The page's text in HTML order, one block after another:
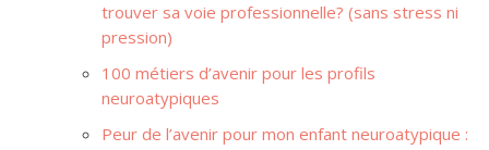
trouver sa voie professionnelle? (sans stress ni
pression)
100 métiers d’avenir pour les profils
neuroatypiques
Peur de l’avenir pour mon enfant neuroatypique :